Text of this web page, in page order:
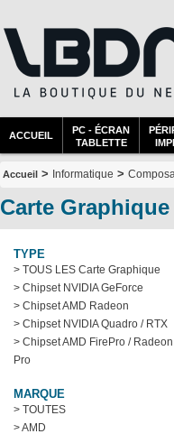
ACCUEIL
PC - ÉCRAN
TABLETTE
Accueil > Informatique >
Carte
TYPE
> TOUS LES Carte Graphique
> Chipset NVIDIA GeForce
> Chipset AMD Radeon
> Chipset NVIDIA Quadro / RTX
> Chipset AMD FirePro / Radeon
Pro
MARQUE
> TOUTES
> AMD